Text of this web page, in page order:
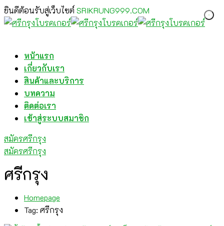
ยินดีต้อนรับสู่เว็บไซต์ SRIKRUNG999.COM
หน้าแรก
เกี่ยวกับเรา
สินค้าและบริการ
บทความ
ติดต่อเรา
เข้าสู่ระบบสมาชิก
สมัครศรีกรุง
สมัครศรีกรุง
ศรีกรุง
Homepage
Tag: ศรีกรุง